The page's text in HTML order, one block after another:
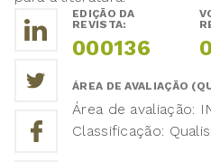
EDIÇÃO DA
REVISTA:
000136
ÁREA DE AVALIAÇÃO
Área de avaliação:
Classificação: